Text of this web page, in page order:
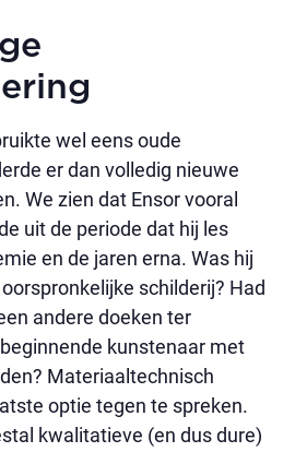
wel eens oude
er dan volledig nieuwe
We zien dat Ensor vooral
uit de periode dat hij les
en de jaren erna. Was hij
schilderij? Had
andere doeken ter
kunstenaar met
Materiaaltechnisch
optie tegen te spreken.
kwalitatieve (en dus dure)